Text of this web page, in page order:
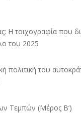
του 2025
Τεμπών (Μέρος Β’)